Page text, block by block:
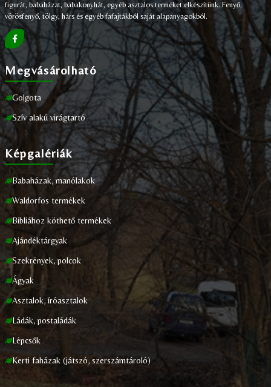
figurát, babaházat, babakonyhát, egyéb asztalos terméket elkészítünk. Fenyő,
vörösfenyő, tölgy, hárs és egyéb fafajtákból saját alapanyagokból.
Megvásárolható
Golgota
Szív alakú virágtartó
Képgalériák
Babaházak, manólakok
Waldorfos termékek
Bibliához köthető termékek
Ajándéktárgyak
Szekrények, polcok
Ágyak
Asztalok, íróasztalok
Ládák, postaládák
Lépcsők
Kerti faházak (játszó, szerszámtároló)